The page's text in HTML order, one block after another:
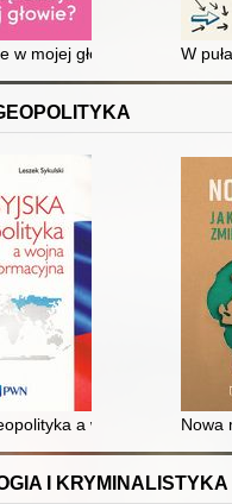
dziecko
poradzić sobie z depresją,
w mojej głowie? : W
a wojna Nowa
I KRYMINALISTYKA